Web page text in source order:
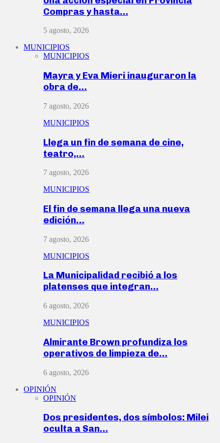
Compras y hasta…
5 agosto, 2026
MUNICIPIOS
MUNICIPIOS
Mayra y Eva Mieri inauguraron la
obra de…
7 agosto, 2026
MUNICIPIOS
Llega un fin de semana de cine,
teatro,…
7 agosto, 2026
MUNICIPIOS
El fin de semana llega una nueva
edición…
7 agosto, 2026
MUNICIPIOS
La Municipalidad recibió a los
platenses que integran…
6 agosto, 2026
MUNICIPIOS
Almirante Brown profundiza los
operativos de limpieza de…
6 agosto, 2026
OPINIÓN
OPINIÓN
Dos presidentes, dos símbolos: Milei
oculta a San…